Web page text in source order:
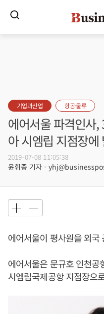
기업과산업 항공·물류
에어서울 파격인사,
아 시엠립 지점장에
2019-07-08 11:05:38
윤휘종 기자 -
에어서울이 평사원을 외
에어서울은 문규호 인천
시엠립국제공항 지점장으